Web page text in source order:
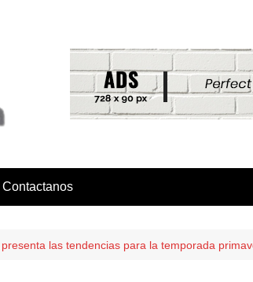
Contactanos
presenta las tendencias para la temporada